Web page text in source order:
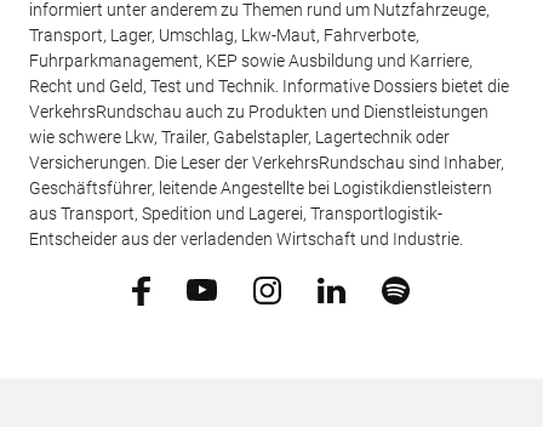
informiert unter anderem zu Themen rund um Nutzfahrzeuge,
Transport, Lager, Umschlag, Lkw-Maut, Fahrverbote,
Fuhrparkmanagement, KEP sowie Ausbildung und Karriere,
Recht und Geld, Test und Technik. Informative Dossiers bietet die
VerkehrsRundschau auch zu Produkten und Dienstleistungen
wie schwere Lkw, Trailer, Gabelstapler, Lagertechnik oder
Versicherungen. Die Leser der VerkehrsRundschau sind Inhaber,
Geschäftsführer, leitende Angestellte bei Logistikdienstleistern
aus Transport, Spedition und Lagerei, Transportlogistik-
Entscheider aus der verladenden Wirtschaft und Industrie.